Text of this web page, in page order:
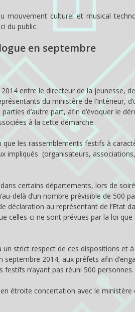
mouvement culturel et musical
du public.
en septembre
entre le directeur de la jeunesse,
du ministère de l’Intérieur,
d’autre part, afin d’évoquer le
à la cette démarche.
les rassemblements festifs à
impliqués (organisateurs,
certains départements, lors de
delà d’un nombre prévisible de
déclaration au représentant de l’Etat
celles-ci ne sont prévues par la loi
un strict respect de ces dispositions et
2014, aux préfets afin
n’ayant pas réuni 500 personnes.
étroite concertation avec le